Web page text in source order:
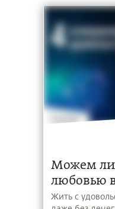
Можем
любовью
денег?
Жить с